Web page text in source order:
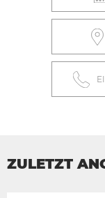
ZULETZT